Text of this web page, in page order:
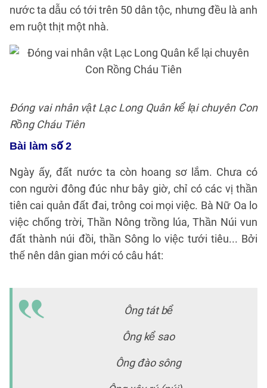
nước ta dẫu có tới trên 50 dân tộc, nhưng đều là anh
em ruột thịt một nhà.
Đóng vai nhân vật Lạc Long Quân kể lại chuyên Con
Rồng Cháu Tiên
Bài làm số 2
Ngày ấy, đất nước ta còn hoang sơ lắm. Chưa có
con người đông đúc như bây giờ, chỉ có các vị thần
tiên cai quản đất đai, trông coi mọi việc. Bà Nữ Oa lo
việc chống trời, Thần Nông trồng lúa, Thần Núi vun
đất thành núi đồi, thần Sông lo việc tưới tiêu... Bởi
thế nên dân gian mới có câu hát:
Ông tát bể
Ông kể sao
Ông đào sông